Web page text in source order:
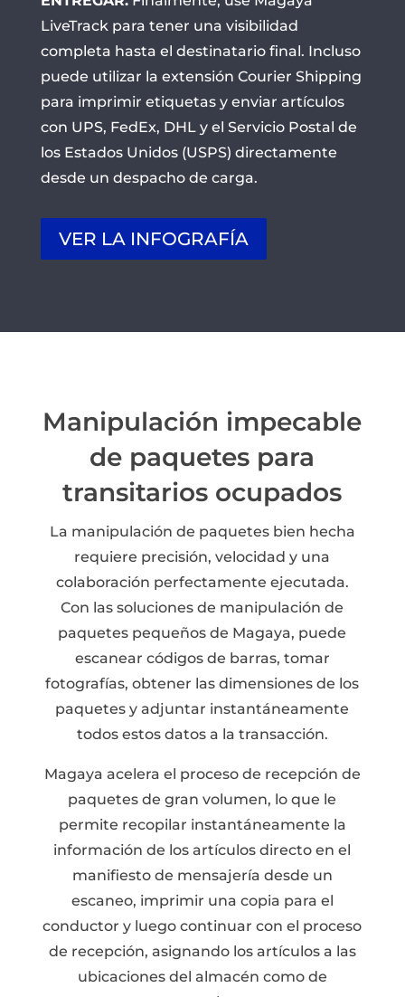
LiveTrack para tener una visibilidad
completa hasta el destinatario final. Incluso
puede utilizar la extensión Courier Shipping
para imprimir etiquetas y enviar artículos
con UPS, FedEx, DHL y el Servicio Postal de
los Estados Unidos (USPS) directamente
desde un despacho de carga.
VER LA INFOGRAFÍA
Manipulación impecable
de paquetes para
transitarios ocupados
La manipulación de paquetes bien hecha
requiere precisión, velocidad y una
colaboración perfectamente ejecutada.
Con las soluciones de manipulación de
paquetes pequeños de Magaya, puede
escanear códigos de barras, tomar
fotografías, obtener las dimensiones de los
paquetes y adjuntar instantáneamente
todos estos datos a la transacción.
Magaya acelera el proceso de recepción de
paquetes de gran volumen, lo que le
permite recopilar instantáneamente la
información de los artículos directo en el
manifiesto de mensajería desde un
escaneo, imprimir una copia para el
conductor y luego continuar con el proceso
de recepción, asignando los artículos a las
ubicaciones del almacén como de